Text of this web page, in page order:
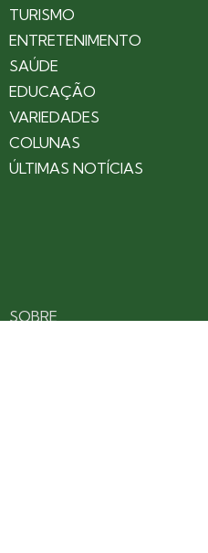
TURISMO
ENTRETENIMENTO
SAÚDE
EDUCAÇÃO
VARIEDADES
COLUNAS
ÚLTIMAS NOTÍCIAS
SOBRE